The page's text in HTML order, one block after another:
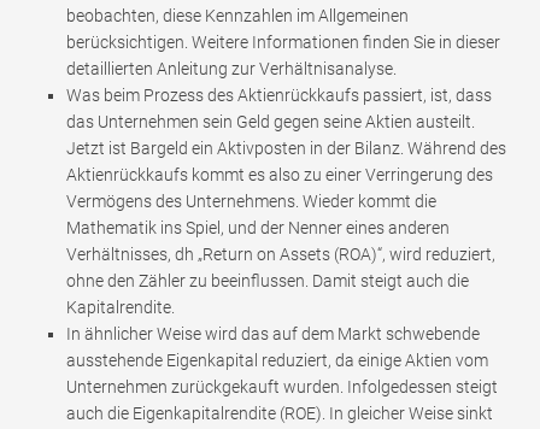
beobachten, diese Kennzahlen im Allgemeinen
berücksichtigen. Weitere Informationen finden Sie in dieser
detaillierten Anleitung zur Verhältnisanalyse.
Was beim Prozess des Aktienrückkaufs passiert, ist, dass
das Unternehmen sein Geld gegen seine Aktien austeilt.
Jetzt ist Bargeld ein Aktivposten in der Bilanz. Während des
Aktienrückkaufs kommt es also zu einer Verringerung des
Vermögens des Unternehmens. Wieder kommt die
Mathematik ins Spiel, und der Nenner eines anderen
Verhältnisses, dh „Return on Assets (ROA)“, wird reduziert,
ohne den Zähler zu beeinflussen. Damit steigt auch die
Kapitalrendite.
In ähnlicher Weise wird das auf dem Markt schwebende
ausstehende Eigenkapital reduziert, da einige Aktien vom
Unternehmen zurückgekauft wurden. Infolgedessen steigt
auch die Eigenkapitalrendite (ROE). In gleicher Weise sinkt